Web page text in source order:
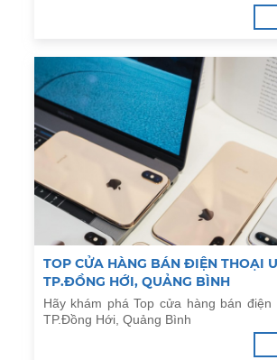
TOP CỬA HÀNG BÁN ĐIỆN THOẠI
TP.ĐỒNG HỚI, QUẢNG BÌNH
Hãy khám phá Top cửa hàng bán
TP.Đồng Hới, Quảng Bình